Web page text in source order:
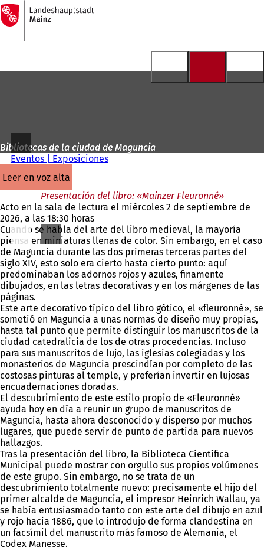
Saltar al contenido
A
la
página
Bibliotecas de la ciudad de Maguncia
Eventos | Exposiciones
leer en voz alta
Presentación del libro: «Mainzer Fleuronné»
Acto en la sala de lectura el miércoles 2 de septiembre de
2026, a las 18:30 horas
Cuando se habla del arte del libro medieval, la mayoría
piensa en miniaturas llenas de color. Sin embargo, en el caso
de Maguncia durante las dos primeras terceras partes del
siglo XIV, esto solo era cierto hasta cierto punto: aquí
predominaban los adornos rojos y azules, finamente
dibujados, en las letras decorativas y en los márgenes de las
páginas.
Este arte decorativo típico del libro gótico, el «fleuronné», se
sometió en Maguncia a unas normas de diseño muy propias,
hasta tal punto que permite distinguir los manuscritos de la
ciudad catedralicia de los de otras procedencias. Incluso
para sus manuscritos de lujo, las iglesias colegiadas y los
monasterios de Maguncia prescindían por completo de las
costosas pinturas al temple, y preferían invertir en lujosas
encuadernaciones doradas.
El descubrimiento de este estilo propio de «Fleuronné»
ayuda hoy en día a reunir un grupo de manuscritos de
Maguncia, hasta ahora desconocido y disperso por muchos
lugares, que puede servir de punto de partida para nuevos
hallazgos.
Tras la presentación del libro, la Biblioteca Científica
Municipal puede mostrar con orgullo sus propios volúmenes
de este grupo. Sin embargo, no se trata de un
descubrimiento totalmente nuevo: precisamente el hijo del
primer alcalde de Maguncia, el impresor Heinrich Wallau, ya
se había entusiasmado tanto con este arte del dibujo en azul
y rojo hacia 1886, que lo introdujo de forma clandestina en
un facsímil del manuscrito más famoso de Alemania, el
Codex Manesse.